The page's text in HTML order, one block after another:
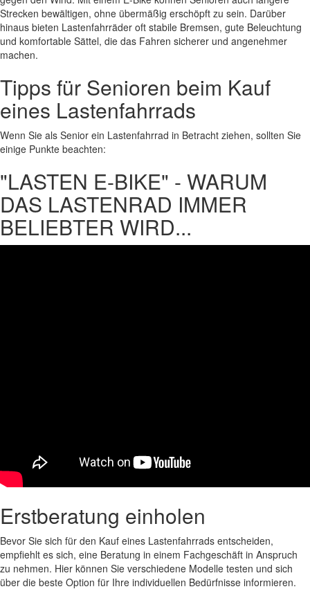
Strecken bewältigen, ohne übermäßig erschöpft zu sein. Darüber
hinaus bieten Lastenfahrräder oft stabile Bremsen, gute Beleuchtung
und komfortable Sättel, die das Fahren sicherer und angenehmer
machen.
Tipps für Senioren beim Kauf
eines Lastenfahrrads
Wenn Sie als Senior ein Lastenfahrrad in Betracht ziehen, sollten Sie
einige Punkte beachten:
"LASTEN E-BIKE" - WARUM
DAS LASTENRAD IMMER
BELIEBTER WIRD...
Erstberatung einholen
Bevor Sie sich für den Kauf eines Lastenfahrrads entscheiden,
empfiehlt es sich, eine Beratung in einem Fachgeschäft in Anspruch
zu nehmen. Hier können Sie verschiedene Modelle testen und sich
über die beste Option für Ihre individuellen Bedürfnisse informieren.